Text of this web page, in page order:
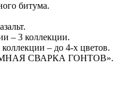
битума.
– 3 коллекции.
– до 4-х цветов.
СВАРКА ГОНТОВ».